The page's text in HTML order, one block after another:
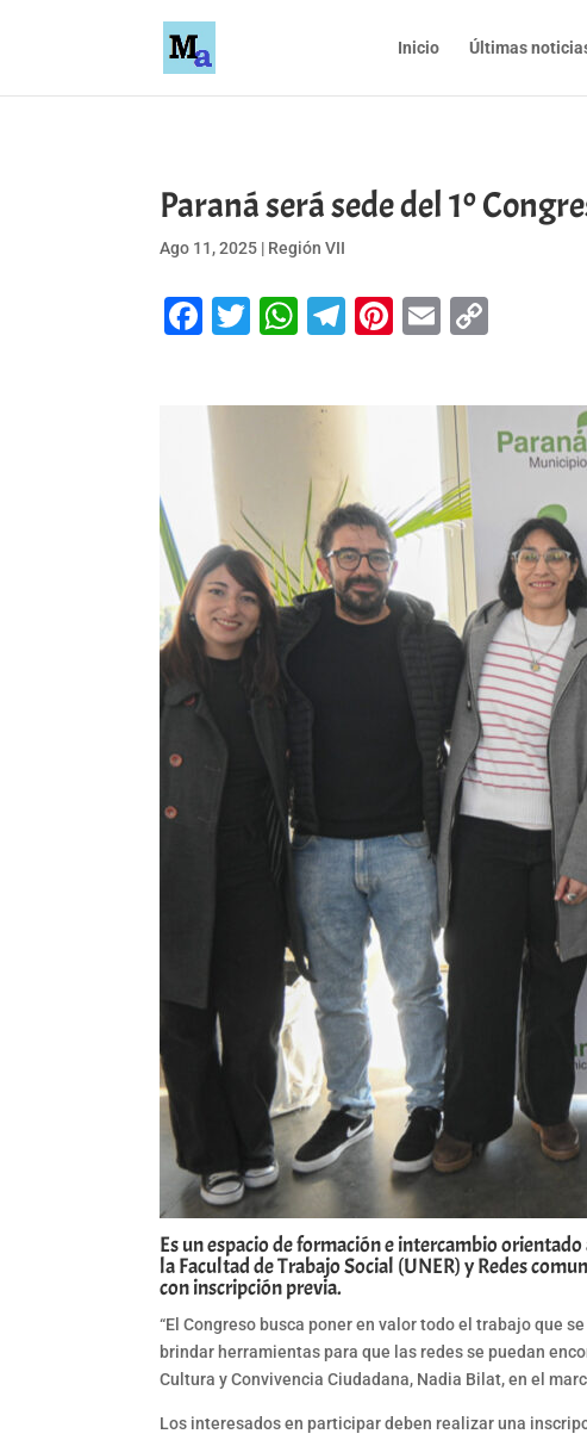
Inicio Últimas
Paraná será sede del 1º
Ago 11, 2025 | Región VII
Facebook
Twitter
WhatsApp
Telegram
Pinterest
Email
Es un espacio de formación e intercambio
la Facultad de Trabajo Social (UNER) y Redes
con inscripción previa.
“El Congreso busca poner en valor todo el trabajo que
brindar herramientas para que las redes se puedan
Cultura y Convivencia Ciudadana, Nadia Bilat, en el
Los interesados en participar deben realizar una